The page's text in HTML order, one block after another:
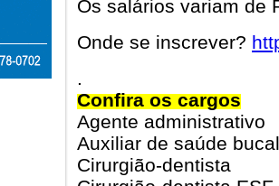
Os salários variam de
Onde se inscrever?
.
Confira os cargos
Agente administrativo
Auxiliar de saúde
Cirurgião-dentista